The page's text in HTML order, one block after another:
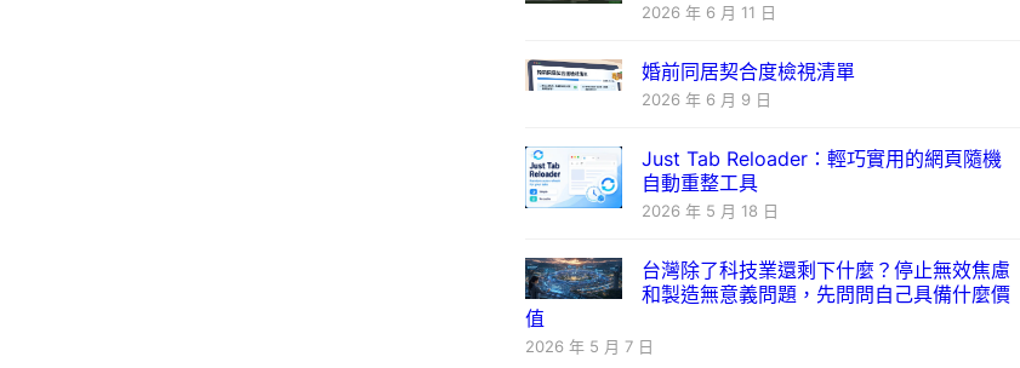
2026 年 6 月 11 日
婚前同居契合度檢視清單
2026 年 6 月 9 日
Just Tab Reloader：輕巧實用的網頁隨機
自動重整工具
2026 年 5 月 18 日
台灣除了科技業還剩下什麼？停止無效焦慮
和製造無意義問題，先問問自己具備什麼價
值
2026 年 5 月 7 日